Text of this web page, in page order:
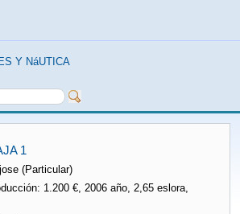
Y NáUTICA
1
(Particular)
1.200 €, 2006 año, 2,65 eslora,